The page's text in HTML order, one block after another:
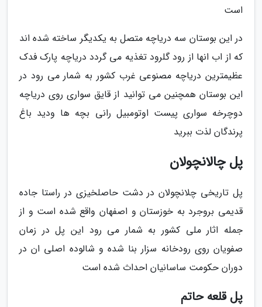
است
در این بوستان سه دریاچه متصل به یکدیگر ساخته شده اند
که از اب انها از رود گلرود تغذیه می گردد دریاچه پارک فدک
عظیمترین دریاچه مصنوعی غرب کشور به شمار می رود در
این بوستان همچنین می توانید از قایق سواری روی دریاچه
دوچرخه سواری پیست اوتومبیل رانی بچه ها ودید باغ
پرندگان لذت ببرید
پل چالانچولان
پل تاریخی چلانچولان در دشت حاصلخیزی در راستا جاده
قدیمی بروجرد به خوزستان و اصفهان واقع شده است و از
جمله اثار ملی کشور به شمار می رود این پل در زمان
صفویان روی رودخانه سزار بنا شده و شالوده اصلی ان در
دوران حکومت ساسانیان احداث شده است
پل قلعه حاتم